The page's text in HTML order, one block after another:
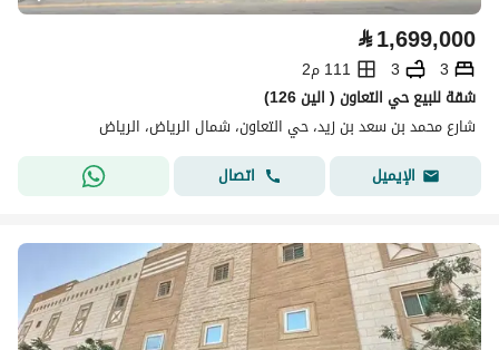
⃁1,699,000
3
3
111 م2
شقة للبيع حي التعاون ( الين 126)
شارع محمد بن سعد بن زيد، حي التعاون، شمال الرياض، الرياض
الإيميل
اتصال